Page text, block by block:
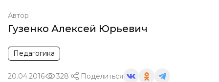
Автор
Гузенко Алексей Юрьевич
Педагогика
20.04.2016 328 Поделиться